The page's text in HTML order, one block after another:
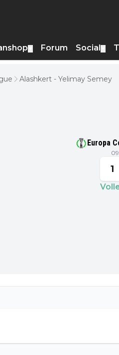
Forum Social
Alashkert - Yelimay Semey
Europa
1